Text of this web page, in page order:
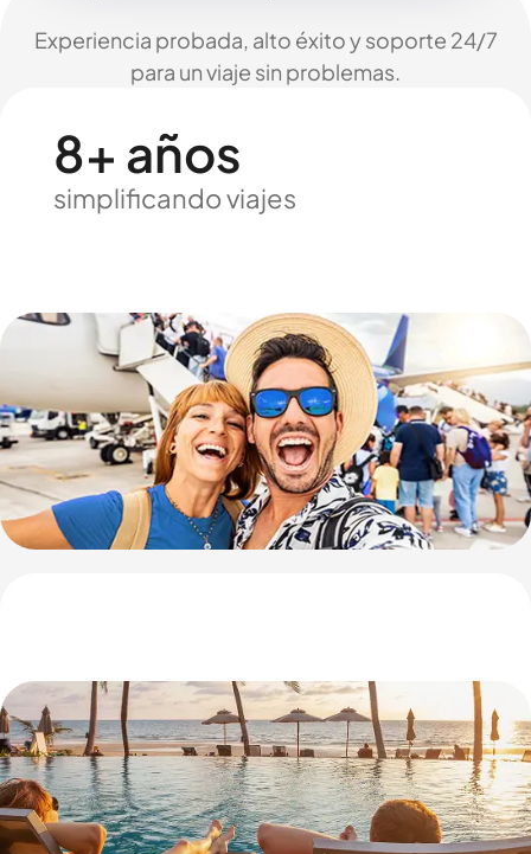
Experiencia probada, alto éxito y soporte 24/7
para un viaje sin problemas.
8+ años
simplificando viajes